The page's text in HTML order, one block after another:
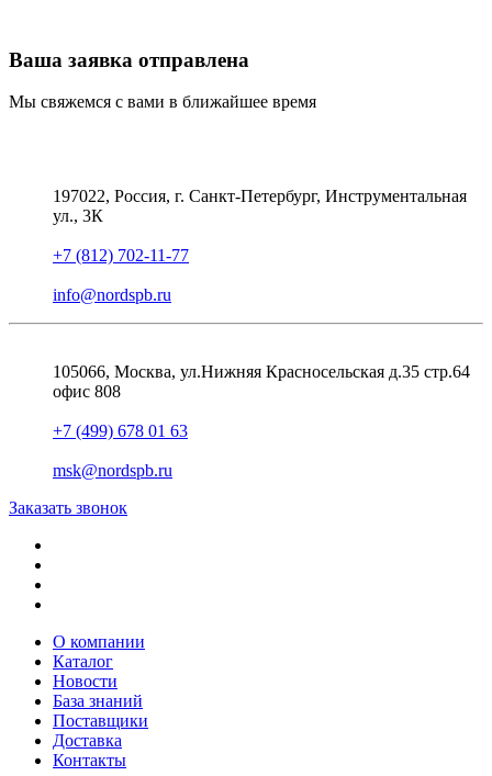
Ваша заявка отправлена
Мы свяжемся с вами в ближайшее время
197022, Россия, г. Санкт-Петербург, Инструментальная
ул., 3К
+7 (812) 702-11-77
info@nordspb.ru
105066, Москва, ул.Нижняя Красносельская д.35 стр.64
офис 808
+7 (499) 678 01 63
msk@nordspb.ru
Заказать звонок
О компании
Каталог
Новости
База знаний
Поставщики
Доставка
Контакты